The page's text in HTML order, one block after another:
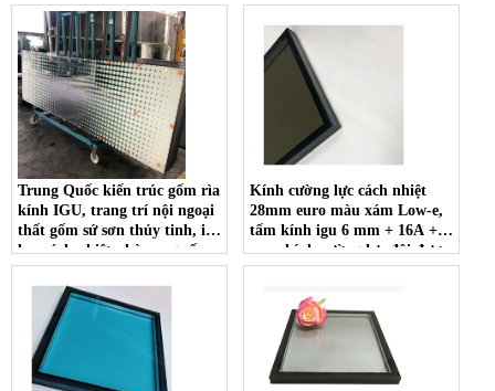
thước cắt truyền ánh sáng cao
cho các tòa nhà hiệu quả
năng lượng
màn trập tự động
Trung Quốc kiến ​​trúc gốm rìa
kính IGU, trang trí nội ngoại
thất gốm sứ sơn thủy tinh, in
lụa cách nhiệt nhà cung cấp
Kính cường lực cách nhiệt
28mm euro màu xám Low-e,
tấm kính igu 6 mm + 16A + 6
mm, kính cường lực đôi được
sử dụng